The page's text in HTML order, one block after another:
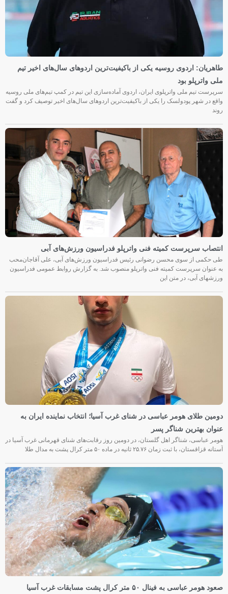
طاهریان: اردوی روسیه یکی از باکیفیت‌ترین اردوهای سال‌های اخیر تیم
ملی واترپلو بود
سرپرست تیم ملی واترپلوی ایران، اردوی آماده‌سازی این تیم در کمپ تیم‌های ملی روسیه
واقع در شهر پودولسک را یکی از باکیفیت‌ترین اردوهای سال‌های اخیر توصیف کرد و گفت
روند
انتصاب سرپرست کمیته فنی واترپلو فدراسیون ورزش‌های آبی
طی حکمی از سوی محسن رضوانی رئیس فدراسیون ورزش‌های آبی، علی آقاجان‌محب
به عنوان سرپرست کمیته فنی واترپلو منصوب شد. به گزارش روابط عمومی فدراسیون
ورزشهای آبی، در متن این
دومین طلای هومر عباسی در شنای غرب آسیا؛ انتخاب نماینده ایران به
عنوان بهترین شناگر پسر
هومر عباسی، شناگر اهل گلستان، در دومین روز رقابت‌های شنای قهرمانی غرب آسیا در
آستانه قزاقستان، با ثبت زمان ۲۵.۷۶ ثانیه در ماده ۵۰ متر کرال پشت به مدال طلا
صعود هومر عباسی به فینال ۵۰ متر کرال پشت مسابقات غرب آسیا